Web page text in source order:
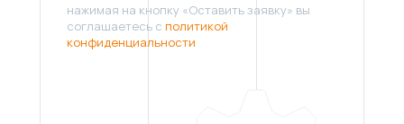
нажимая на кнопку «Оставить заявку» вы
соглашаетесь с политикой
конфиденциальности